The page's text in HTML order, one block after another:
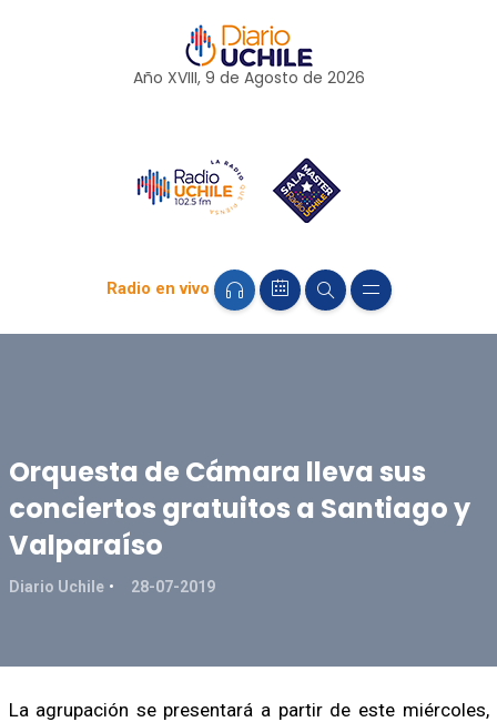
Año XVIII, 9 de Agosto de 2026
Radio en vivo
Orquesta de Cámara lleva sus
conciertos gratuitos a Santiago y
Valparaíso
Diario Uchile 28-07-2019
La agrupación se presentará a partir de este miércoles,